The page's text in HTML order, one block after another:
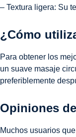
– Textura ligera: Su
¿Cómo
Para obtener los
un suave masaje
preferiblemente
Opiniones
Muchos usuarios